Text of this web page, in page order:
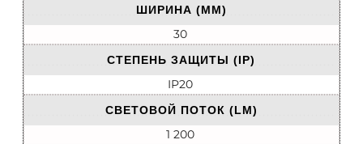
ШИРИНА (ММ)
30
СТЕПЕНЬ ЗАЩИТЫ (IP)
IP20
СВЕТОВОЙ ПОТОК (LM)
1 200